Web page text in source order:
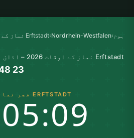
ہوم›
Nordrhein-Westfalen
›Erftstadt نماز کے اوقات
Erftstadt نماز کے اوقات 2026 – اذان ٹائم جرمنی
23 Safer 1448
ERFTSTADT فجر نماز کا وقت